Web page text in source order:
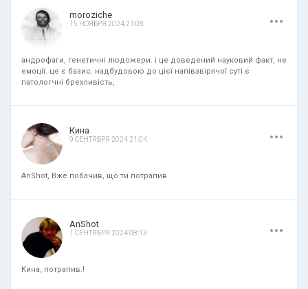
moroziche
15 НОЯБРЯ 2024 21:08 ...
андрофаги, генетичні людожери. і це доведений науковий факт, не
емоції. це є базис. надбудовою до цієї напівзвірячої суті є
патологчні брехливість,
Кина
9 СЕНТЯБРЯ 2024 21:04 ...
AnShot, Вже побачив, що ти потрапив
AnShot
1 СЕНТЯБРЯ 2024 08:13 ...
Кина, потрапив.!